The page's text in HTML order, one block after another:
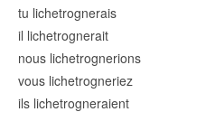
tu lichetrognerais
il lichetrognerait
nous lichetrognerions
vous lichetrogneriez
ils lichetrogneraient